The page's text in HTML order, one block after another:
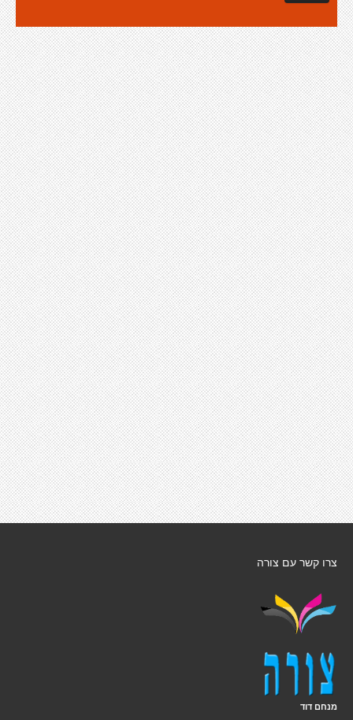
צרו קשר עם צורה
מנחם דוד